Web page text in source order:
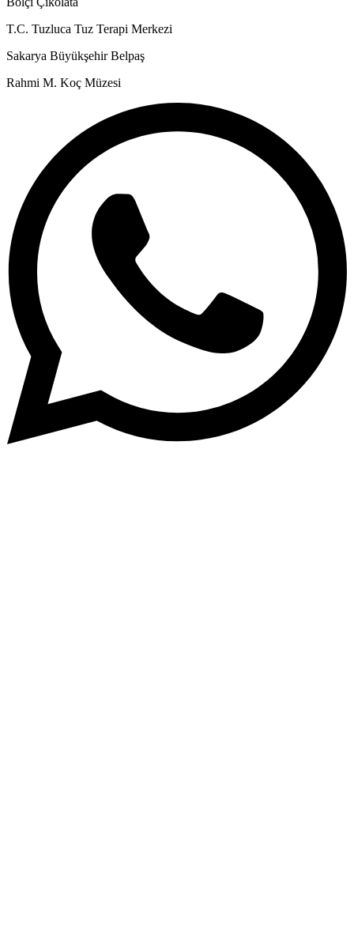
T.C. Tuzluca Tuz Terapi Merkezi
Sakarya Büyükşehir Belpaş
Rahmi M. Koç Müzesi